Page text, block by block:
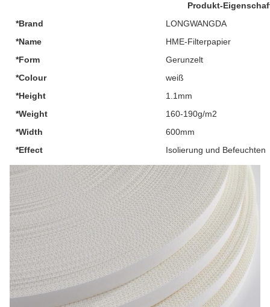
Produkt-
*Brand
LONGWANGDA
*Name
HME-Filterpapier
*Form
Gerunzelt
*Colour
weiß
*Height
1.1mm
*Weight
160-190g/m2
*Width
600mm
*Effect
Isolierung und Befeuchten